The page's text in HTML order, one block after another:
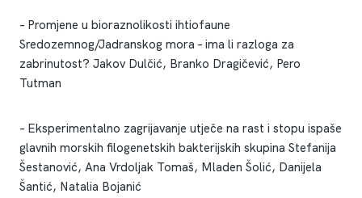
– Promjene u bioraznolikosti ihtiofaune
Sredozemnog/Jadranskog mora – ima li razloga za
zabrinutost? Jakov Dulčić, Branko Dragičević, Pero
Tutman
– Eksperimentalno zagrijavanje utječe na rast i stopu ispaše
glavnih morskih filogenetskih bakterijskih skupina Stefanija
Šestanović, Ana Vrdoljak Tomaš, Mladen Šolić, Danijela
Šantić, Natalia Bojanić